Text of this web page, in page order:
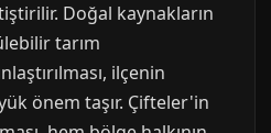
Doğal kaynakların
tarım
ilçenin
önem taşır. Çifteler'in